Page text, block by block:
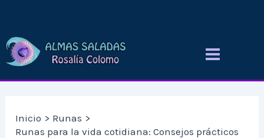
contenido
Inicio
Runas
Runas para la vida cotidiana: Consejos prácticos